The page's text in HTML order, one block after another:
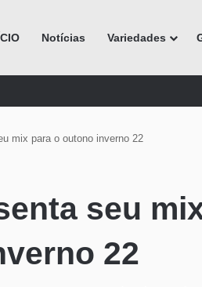
Notícias Variedades
mix para o outono inverno 22
seu
22